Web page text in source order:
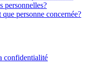
personnelles?
personne concernée?
confidentialité